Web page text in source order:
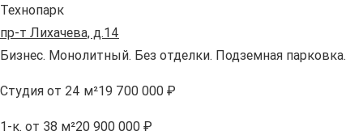
Технопарк
пр-т Лихачева, д.14
Бизнес. Монолитный. Без отделки. Подземная парковка.
Студия от 24 м²19 700 000 ₽
1-к. от 38 м²20 900 000 ₽